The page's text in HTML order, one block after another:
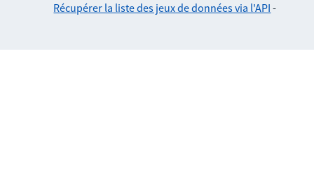
Récupérer la liste des jeux de données via l'API -